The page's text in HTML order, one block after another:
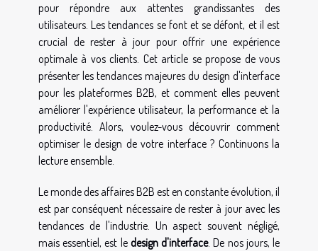
pour répondre aux attentes grandissantes des
utilisateurs. Les tendances se font et se défont, et il est
crucial de rester à jour pour offrir une expérience
optimale à vos clients. Cet article se propose de vous
présenter les tendances majeures du design d'interface
pour les plateformes B2B, et comment elles peuvent
améliorer l'expérience utilisateur, la performance et la
productivité. Alors, voulez-vous découvrir comment
optimiser le design de votre interface ? Continuons la
lecture ensemble.
Le monde des affaires B2B est en constante évolution, il
est par conséquent nécessaire de rester à jour avec les
tendances de l'industrie. Un aspect souvent négligé,
mais essentiel, est le design d'interface. De nos jours, le